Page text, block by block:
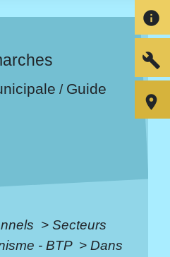
/ Guide
> Secteurs
- BTP > Dans
info
build
room